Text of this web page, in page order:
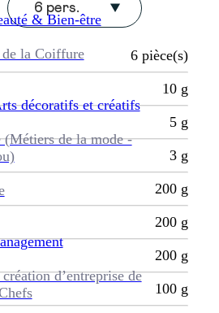
& Bien-être
la Coiffure
décoratifs et créatifs
(Métiers de la mode -
d’entreprise de
6 pers.
6 pièce(s)
10 g
5 g
3 g
200 g
200 g
200 g
100 g